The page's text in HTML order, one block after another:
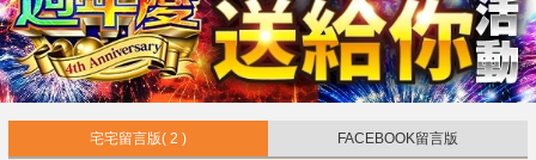
宅宅留言版( 2 ) FACEBOOK留言版